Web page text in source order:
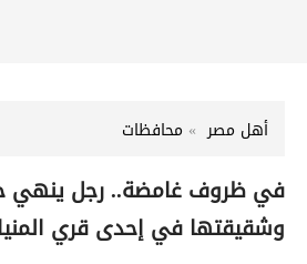
أهل مصر محافظات
في ظروف غامضة.. رجل ينهي
وشقيقتها في إحدى قري المنيا